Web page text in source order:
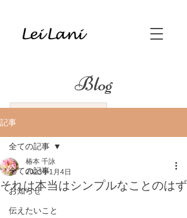
Blog
記事
全ての記事
お知らせ
伝えたいこと
全ての記事
それは本当はシンプルなことのはず
椿本 千詠
2023年1月4日